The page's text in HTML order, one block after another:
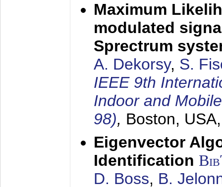
Maximum
modulated
Sprectrum
A. Dekorsy, S.
IEEE 9th
Indoor and
98), Boston,
Eigenvector
Identification
D. Boss, B.